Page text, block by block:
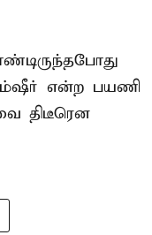
என்ற பயணி
திடீரென